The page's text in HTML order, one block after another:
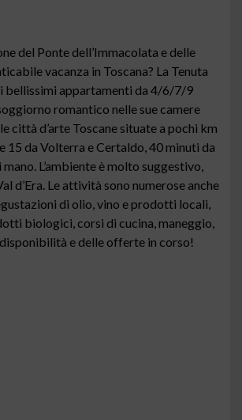
del Ponte dell’Immacolata e delle
vacanza in Toscana? La Tenuta
bellissimi appartamenti da 4/6/7/9
romantico nelle sue camere
d’arte Toscane situate a pochi km
15 da Volterra e Certaldo, 40 minuti da
L’ambiente è molto suggestivo,
d’Era. Le attività sono numerose anche
di olio, vino e prodotti locali,
biologici, corsi di cucina, maneggio,
e delle offerte in corso!